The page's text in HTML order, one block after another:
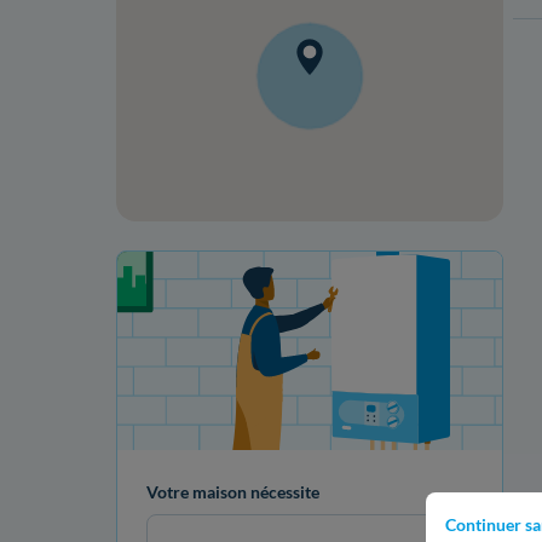
Continuer
Votre projet de rénovation
Votre maison nécessite